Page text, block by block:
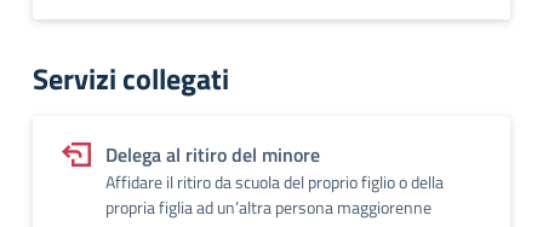
Servizi collegati
Delega al ritiro del minore
Affidare il ritiro da scuola del proprio figlio o della
propria figlia ad un’altra persona maggiorenne